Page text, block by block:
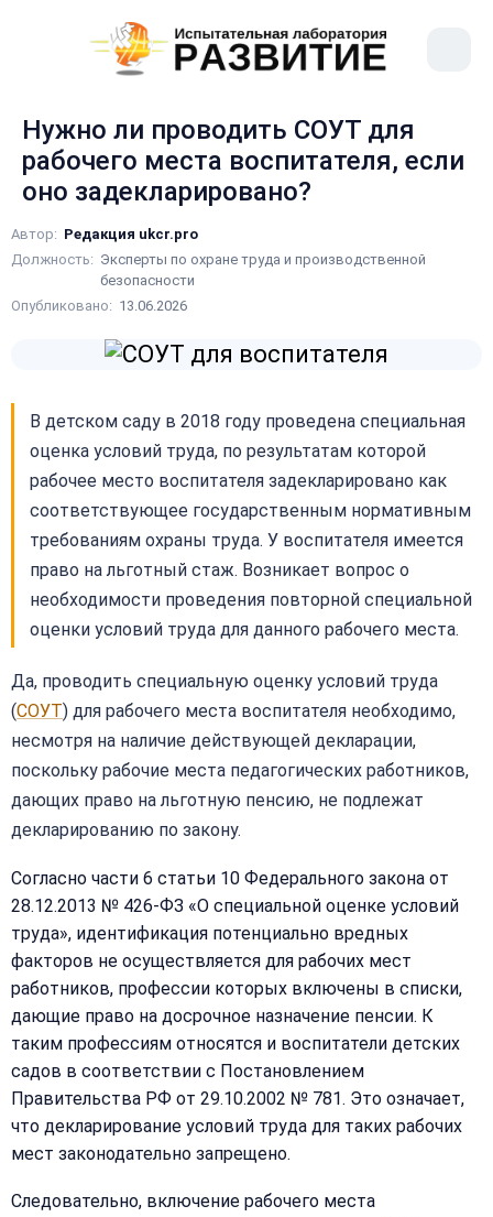
Нужно ли проводить СОУТ для
рабочего места воспитателя, если
оно задекларировано?
Автор: Редакция ukcr.pro
Должность: Эксперты по охране труда и производственной
безопасности
Опубликовано: 13.06.2026
В детском саду в 2018 году проведена специальная
оценка условий труда, по результатам которой
рабочее место воспитателя задекларировано как
соответствующее государственным нормативным
требованиям охраны труда. У воспитателя имеется
право на льготный стаж. Возникает вопрос о
необходимости проведения повторной специальной
оценки условий труда для данного рабочего места.
Да, проводить специальную оценку условий труда
(СОУТ) для рабочего места воспитателя необходимо,
несмотря на наличие действующей декларации,
поскольку рабочие места педагогических работников,
дающих право на льготную пенсию, не подлежат
декларированию по закону.
Согласно части 6 статьи 10 Федерального закона от
28.12.2013 № 426-ФЗ «О специальной оценке условий
труда», идентификация потенциально вредных
факторов не осуществляется для рабочих мест
работников, профессии которых включены в списки,
дающие право на досрочное назначение пенсии. К
таким профессиям относятся и воспитатели детских
садов в соответствии с Постановлением
Правительства РФ от 29.10.2002 № 781. Это означает,
что декларирование условий труда для таких рабочих
мест законодательно запрещено.
Следовательно, включение рабочего места